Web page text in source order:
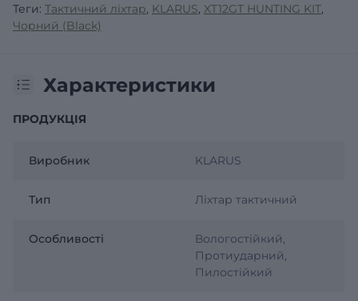
Теги: Тактичний ліхтар, KLARUS, XT12GT HUNTING KIT,
Чорний (Black)
Характеристики
ПРОДУКЦІЯ
Виробник KLARUS
Тип Ліхтар тактичний
Особливості
Вологостійкий,
Протиударний,
Пилостійкий